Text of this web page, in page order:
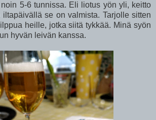
5-6 tunnissa. Eli liotus yön yli, keitto
se on valmista. Tarjolle sitten
heille, jotka siitä tykkää. Minä syön
hyvän leivän kanssa.